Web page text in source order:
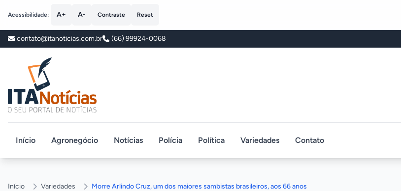
Acessibilidade: A+ A- Contraste Reset
contato@itanoticias.com.br (66) 99924-0068
ITA Notícias
Início Agronegócio Notícias Polícia Política Variedades Contato
Início Variedades Morre Arlindo Cruz, um dos maiores sambistas brasileiros, aos 66 anos